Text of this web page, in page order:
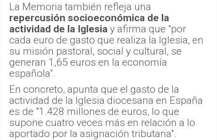
La Memoria también refleja una
repercusión socioeconómica de la
actividad de la Iglesia y afirma que "por
cada euro de gasto que realiza la Iglesia, en
su misión pastoral, social y cultural, se
generan 1,65 euros en la economía
española".
En concreto, apunta que el gasto de la
actividad de la Iglesia diocesana en España
es de "1.428 millones de euros, lo que
supone cuatro veces más en relación a lo
aportado por la asignación tributaria".